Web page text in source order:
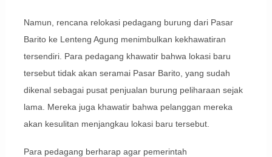
Namun, rencana relokasi pedagang burung dari Pasar
Barito ke Lenteng Agung menimbulkan kekhawatiran
tersendiri. Para pedagang khawatir bahwa lokasi baru
tersebut tidak akan seramai Pasar Barito, yang sudah
dikenal sebagai pusat penjualan burung peliharaan sejak
lama. Mereka juga khawatir bahwa pelanggan mereka
akan kesulitan menjangkau lokasi baru tersebut.
Para pedagang berharap agar pemerintah